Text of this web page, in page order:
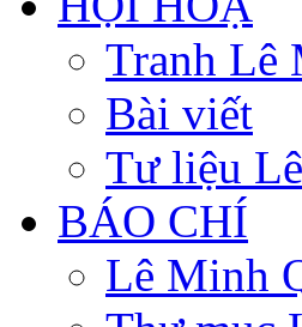
Tranh Lê
Bài viết
Tư liệu
BÁO CHÍ
Lê Minh